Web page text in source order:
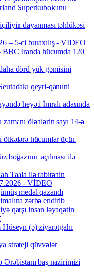
Superkubokunu
dayanması təhlükəsi
– 5-ci buraxılış - VİDEO
BBC İranda hücumda 120
dörd yük gəmisini
qeyri-qanuni
heyəti İmralı adasında
zamanı ölənlərin sayı 14-ə
ölkələrə hücumlar üçün
açılması ilə
Taala ilə rabitənin
- VİDEO
medal qazandı
zərbə endirib
qarşı insan ləyaqətini
(ə) ziyarətgahı
strateji qüvvələr
baş nazirimizi